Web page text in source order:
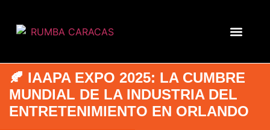
🍂 IAAPA EXPO 2025: LA CUMBRE
MUNDIAL DE LA INDUSTRIA DEL
ENTRETENIMIENTO EN ORLANDO